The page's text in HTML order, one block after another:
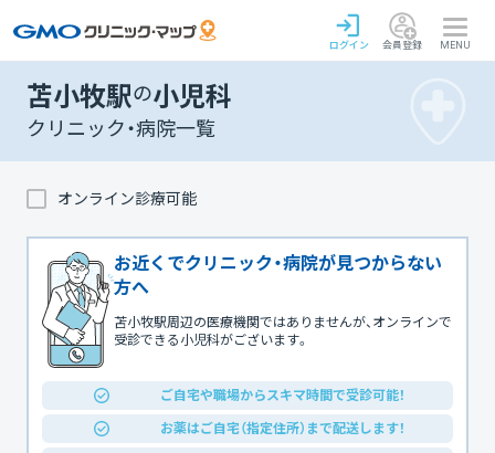
ログイン 会員登録 MENU
苫小牧駅の小児科
クリニック・病院一覧
オンライン診療可能
お近くでクリニック・病院が見つからない
方へ
苫小牧駅周辺の医療機関ではありませんが、オンラインで
受診できる小児科がございます。
ご自宅や職場からスキマ時間で受診可能！
お薬はご自宅（指定住所）まで配送します！